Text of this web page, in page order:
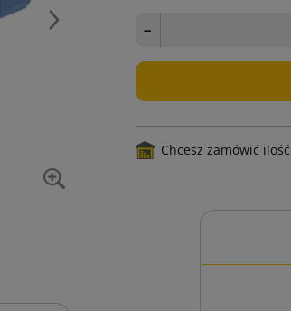
Następny −
Chcesz zamówić